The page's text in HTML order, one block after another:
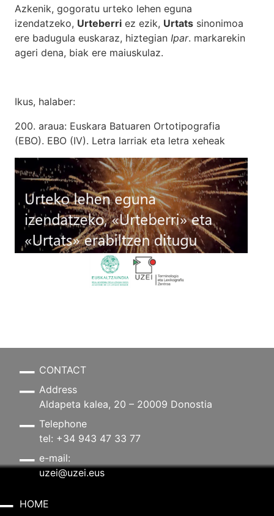
Azkenik, gogoratu urteko lehen eguna
izendatzeko, Urteberri ez ezik, Urtats sinonimoa
ere badugula euskaraz, hiztegian Ipar. markarekin
ageri dena, biak ere maiuskulaz.
Ikus, halaber:
200. araua: Euskara Batuaren Ortotipografia
(EBO). EBO (IV). Letra larriak eta letra xeheak
CONTACT
Address
Aldapeta kalea, 20 – 20009 Donostia
Telephone
tel: +34 943 47 33 77
e-mail:
uzei@uzei.eus
HOME